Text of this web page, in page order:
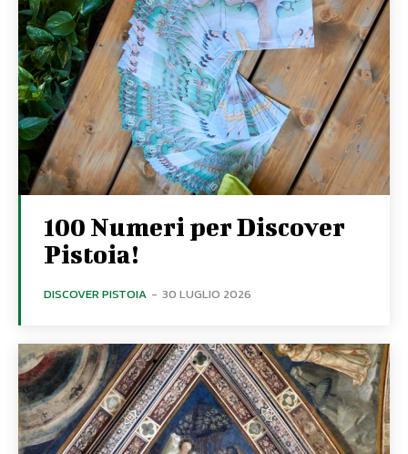
100 Numeri per Discover
Pistoia!
DISCOVER PISTOIA - 30 LUGLIO 2026